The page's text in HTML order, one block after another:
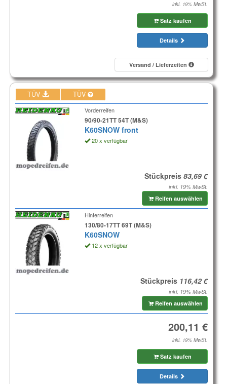
inkl. 19% MwSt.
Satz kaufen
Details
Versand / Lieferzeiten
TÜV TÜV
Vorderreifen
90/90-21TT 54T (M&S)
K60SNOW front
20 x verfügbar
Stückpreis
inkl. 19% MwSt.
Reifen auswählen
Hinterreifen
130/80-17TT 69T (M&S)
K60SNOW
12 x verfügbar
Stückpreis
inkl. 19% MwSt.
Reifen auswählen
inkl. 19% MwSt.
Satz kaufen
Details